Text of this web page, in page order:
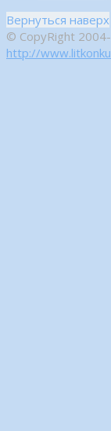
Вернуться наверх
© CopyRight
http://